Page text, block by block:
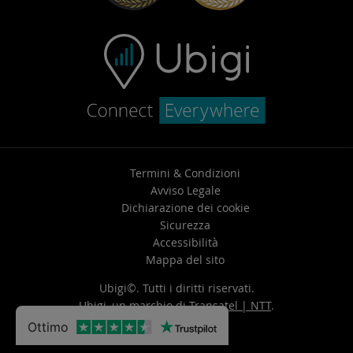
Termini & Condizioni
Avviso Legale
Dichiarazione dei cookie
Sicurezza
Accessibilità
Mappa del sito
Ubigi©. Tutti i diritti riservati.
Ubigi, un marchio diTransatel | NTT.
Ottimo